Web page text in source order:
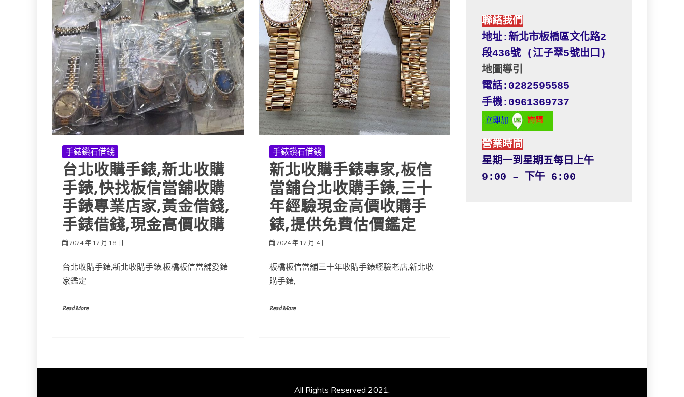
手錶鑽石借錢
台北收購手錶,新北收購
手錶,快找板信當舖收購
手錶專業店家,黃金借錢,
手錶借錢,現金高價收購
2024 年 12 月 18 日
台北收購手錶,新北收購手錶,板橋板信當舖愛錶
家鑑定
Read More
手錶鑽石借錢
新北收購手錶專家,板信
當舖台北收購手錶,三十
年經驗現金高價收購手
錶,提供免費估價鑑定
2024 年 12 月 4 日
板橋板信當舖三十年收購手錶經驗老店,新北收
購手錶,
Read More
聯絡我們
地址:新北市板橋區文化路2
地圖導引
電話:0282595585
手機:0961369737
營業時間
星期一到星期五每日上午
9:00 – 下午 6:00
All Rights Reserved 2021.